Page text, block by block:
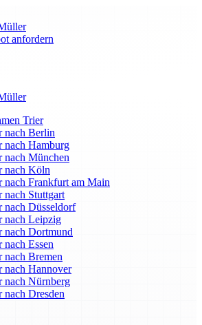
anfordern
Trier
nach Berlin
nach Hamburg
nach München
nach Köln
nach Frankfurt am Main
Stuttgart
nach Düsseldorf
nach Leipzig
nach Dortmund
Essen
Bremen
nach Hannover
nach Nürnberg
Dresden